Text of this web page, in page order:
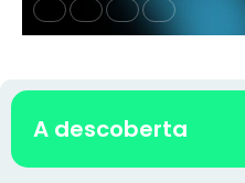
A descoberta